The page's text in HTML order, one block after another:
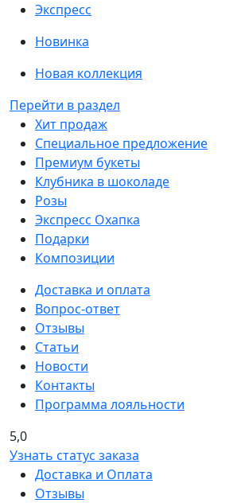
Экспресс
Новинка
Новая коллекция
Перейти в раздел
Хит продаж
Специальное предложение
Премиум букеты
Клубника в шоколаде
Розы
Экспресс Охапка
Подарки
Композиции
Доставка и оплата
Вопрос-ответ
Отзывы
Статьи
Новости
Контакты
Программа лояльности
5,0
Узнать статус заказа
Доставка и Оплата
Отзывы